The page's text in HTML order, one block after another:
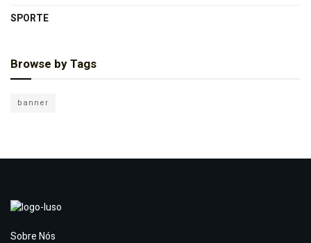
SPORTE
Browse by Tags
banner
Sobre Nós